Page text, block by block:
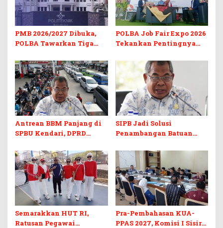
PMB 2026/2027 Dibuka,
POLBA Tawarkan Tiga
Kuliah Gratis
POLBA Job Fair Expo 2026
Tekankan Pentingnya
Digital
Antrean BBM Panjang di
SPBU Kendari, DPRD
Barcode Curang
SIPB Jadi Solusi
Penambangan Batuan
di Sultra
Semarakkan HUT RI,
Ratusan Pegawai
Pra-Pembahasan KUA-
PPAS 2027, Komisi I Sisir